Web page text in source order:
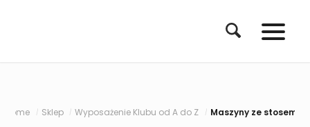
Home / Sklep / Wyposażenie Klubu od A do Z / Maszyny ze stosem